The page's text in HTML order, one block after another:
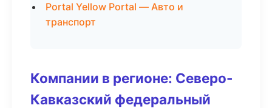
Portal Yellow Portal — Авто и
транспорт
Компании в регионе: Северо-
Кавказский федеральный